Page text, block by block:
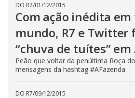
DO R7/01/12/2015
Com ação inédita em
mundo, R7 e Twitter
“chuva de tuítes” em
Peão que voltar da penúltima Roça
mensagens da hashtag #AFazenda
DO R7/09/12/2015